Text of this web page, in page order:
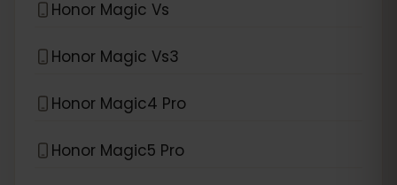
Honor Magic Vs
Honor Magic Vs3
Honor Magic4 Pro
Honor Magic5 Pro